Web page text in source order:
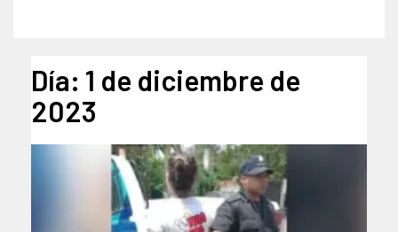
Día: 1 de diciembre de
2023